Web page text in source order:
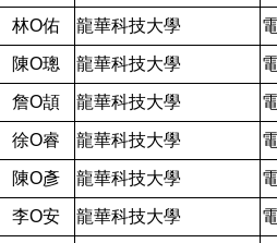
林O佑 龍華科技大學
陳O璁 龍華科技大學
詹O頡 龍華科技大學
徐O睿 龍華科技大學
陳O彥 龍華科技大學
李O安 龍華科技大學